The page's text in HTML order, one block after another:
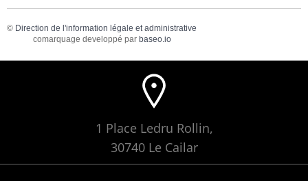
© Direction de l'information légale et administrative
comarquage developpé par baseo.io
1 Place Ledru Rollin,
30740 Le Cailar